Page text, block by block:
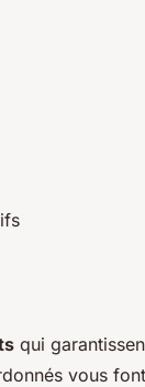
qui
vous